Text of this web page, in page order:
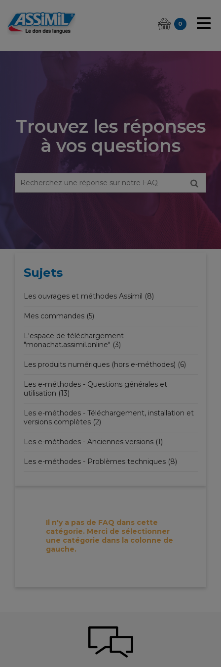
0
Trouvez les réponses
à vos questions
Sujets
Les ouvrages et méthodes Assimil (8)
Mes commandes (5)
L'espace de téléchargement
"monachat.assimil.online" (3)
Les produits numériques (hors e-méthodes) (6)
Les e-méthodes - Questions générales et
utilisation (13)
Les e-méthodes - Téléchargement, installation et
versions complètes (2)
Les e-méthodes - Anciennes versions (1)
Les e-méthodes - Problèmes techniques (8)
Il n'y a pas de FAQ dans cette
catégorie. Merci de sélectionner
une catégorie dans la colonne de
gauche.